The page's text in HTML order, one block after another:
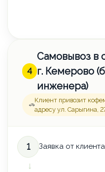
4
Самовывоз в
г. Кемерово
инженера)
Клиент привозит
адресу ул. Сарыгина,
1 Заявка от клиента
→